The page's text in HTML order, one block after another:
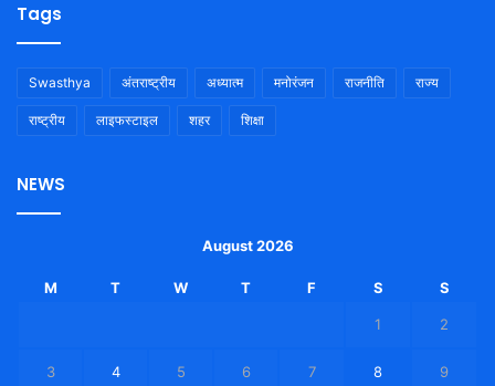
Tags
Swasthya अंतराष्ट्रीय अध्यात्म मनोरंजन राजनीति राज्य
राष्ट्रीय लाइफस्टाइल शहर शिक्षा
NEWS
August 2026
M T W T F S S
1 2
3 4 5 6 7 8 9